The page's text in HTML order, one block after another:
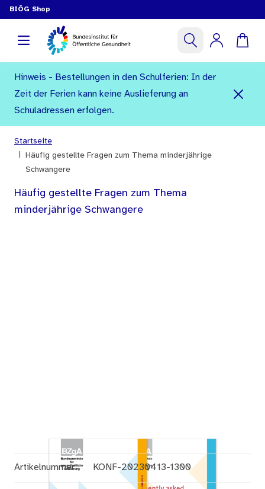
BIÖG Shop
Hinweis - Bestellungen in den Schulferien: In der
Zeit der Ferien kann keine Auslieferung an
Schuladressen erfolgen.
Startseite
Häufig gestellte Fragen zum Thema minderjährige
Schwangere
Häufig gestellte Fragen zum Thema
minderjährige Schwangere
Artikelnummer KONF-20230413-1300